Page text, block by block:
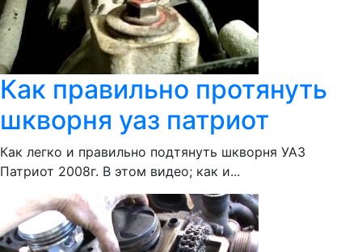
Как правильно протянуть
шкворня уаз патриот
Как легко и правильно подтянуть шкворня УАЗ
Патриот 2008г. В этом видео; как и...